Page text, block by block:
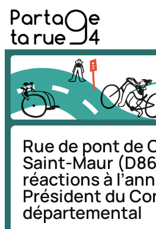
Aller
au
contenu
Rue de pont de
Saint-Maur
réactions à
Président du
départemental